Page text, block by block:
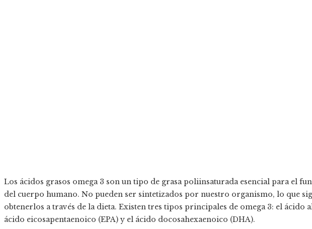
Los ácidos grasos omega 3 son un tipo de grasa poliinsaturada esencial para el
del cuerpo humano. No pueden ser sintetizados por nuestro organismo, lo que
obtenerlos a través de la dieta. Existen tres tipos principales de omega 3: el ácido
ácido eicosapentaenoico (EPA) y el ácido docosahexaenoico (DHA).